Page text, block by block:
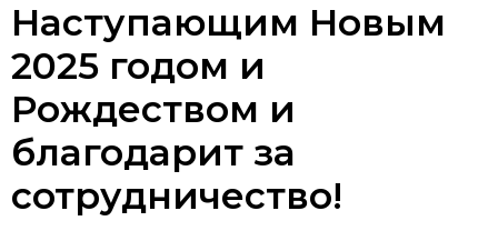
Наступающим Новым
2025 годом и
Рождеством и
благодарит за
сотрудничество!